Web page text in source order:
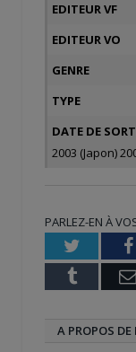
EDITEUR VF
EDITEUR VO
GENRE
TYPE
DATE DE
2003 (Japon)
PARLEZ-EN À
Twitter
Tumblr
A PROPOS